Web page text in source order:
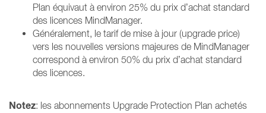
Plan équivaut à environ 25% du prix d’achat standard
des licences MindManager.
Généralement, le tarif de mise à jour (upgrade price)
vers les nouvelles versions majeures de MindManager
correspond à environ 50% du prix d’achat standard
des licences.
Notez: les abonnements Upgrade Protection Plan achetés